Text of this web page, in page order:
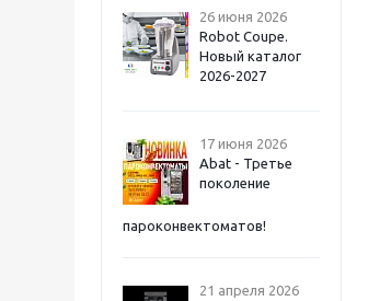
26 июня 2026
Robot Coupe.
Новый каталог
2026-2027
17 июня 2026
Abat - Третье
поколение
пароконвектоматов!
21 апреля 2026